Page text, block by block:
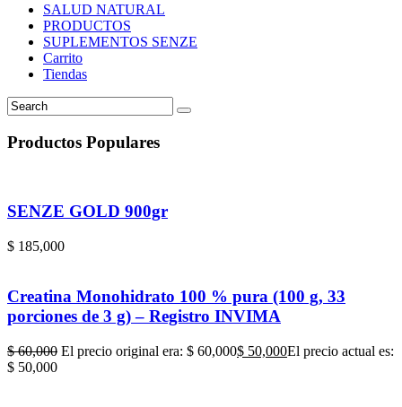
SALUD NATURAL
PRODUCTOS
SUPLEMENTOS SENZE
Carrito
Tiendas
Productos Populares
SENZE GOLD 900gr
$ 185,000
Creatina Monohidrato 100 % pura (100 g, 33
porciones de 3 g) – Registro INVIMA
$60,000 El precio original era: $ 60,000$ 50,000El precio actual es:
$ 50,000